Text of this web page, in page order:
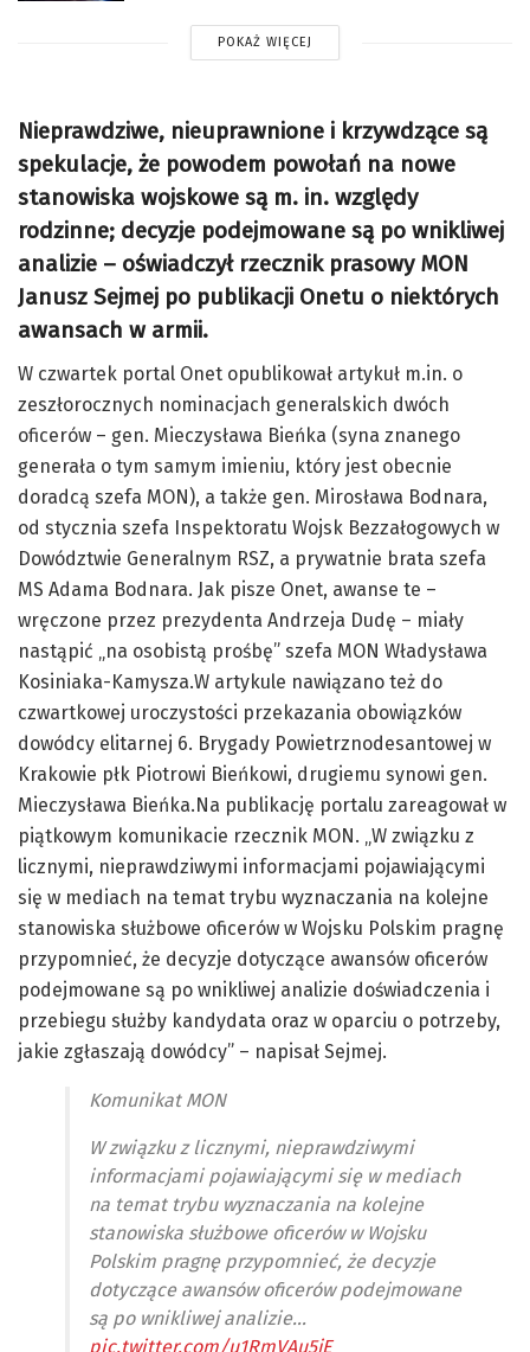
POKAŻ WIĘCEJ
Nieprawdziwe, nieuprawnione i krzywdzące są
spekulacje, że powodem powołań na nowe
stanowiska wojskowe są m. in. względy
rodzinne; decyzje podejmowane są po wnikliwej
analizie – oświadczył rzecznik prasowy MON
Janusz Sejmej po publikacji Onetu o niektórych
awansach w armii.
W czwartek portal Onet opublikował artykuł m.in. o
zeszłorocznych nominacjach generalskich dwóch
oficerów – gen. Mieczysława Bieńka (syna znanego
generała o tym samym imieniu, który jest obecnie
doradcą szefa MON), a także gen. Mirosława Bodnara,
od stycznia szefa Inspektoratu Wojsk Bezzałogowych w
Dowództwie Generalnym RSZ, a prywatnie brata szefa
MS Adama Bodnara. Jak pisze Onet, awanse te –
wręczone przez prezydenta Andrzeja Dudę – miały
nastąpić „na osobistą prośbę” szefa MON Władysława
Kosiniaka-Kamysza.W artykule nawiązano też do
czwartkowej uroczystości przekazania obowiązków
dowódcy elitarnej 6. Brygady Powietrznodesantowej w
Krakowie płk Piotrowi Bieńkowi, drugiemu synowi gen.
Mieczysława Bieńka.Na publikację portalu zareagował w
piątkowym komunikacie rzecznik MON. „W związku z
licznymi, nieprawdziwymi informacjami pojawiającymi
się w mediach na temat trybu wyznaczania na kolejne
stanowiska służbowe oficerów w Wojsku Polskim pragnę
przypomnieć, że decyzje dotyczące awansów oficerów
podejmowane są po wnikliwej analizie doświadczenia i
przebiegu służby kandydata oraz w oparciu o potrzeby,
jakie zgłaszają dowódcy” – napisał Sejmej.
Komunikat MON
W związku z licznymi, nieprawdziwymi
informacjami pojawiającymi się w mediach
na temat trybu wyznaczania na kolejne
stanowiska służbowe oficerów w Wojsku
Polskim pragnę przypomnieć, że decyzje
dotyczące awansów oficerów podejmowane
są po wnikliwej analizie…
pic.twitter.com/u1RmVAu5jE